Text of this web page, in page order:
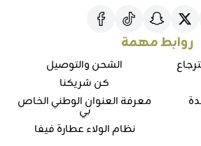
روابط مهمة
الشحن والتوصيل
كن شريكنا
معرفة العنوان الوطني الخاص
بي
نظام الولاء عطارة فيفا